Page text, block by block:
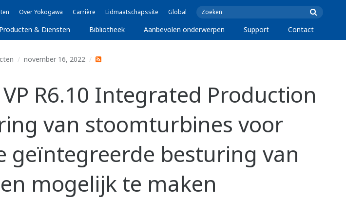
Over Yokogawa Carrière Lidmaatschapssite Global
Producten & Diensten Bibliotheek Aanbevolen onderwerpen Support Contact
november 16, 2022
R6.10 Integrated Production
van stoomturbines voor
geïntegreerde besturing van
mogelijk te maken